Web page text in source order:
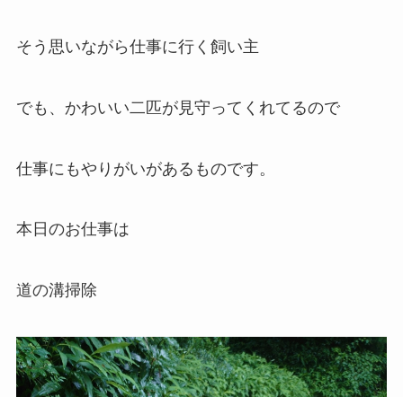
そう思いながら仕事に行く飼い主
でも、かわいい二匹が見守ってくれてるので
仕事にもやりがいがあるものです。
本日のお仕事は
道の溝掃除